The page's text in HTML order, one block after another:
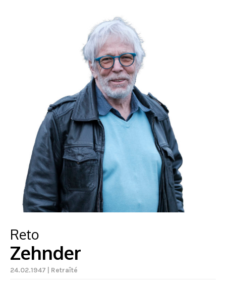
Reto
Zehnder
24.02.1947 | Retraîté